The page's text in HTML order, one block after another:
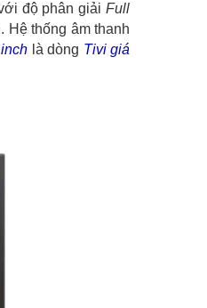
độ phân giảiFull
Hệ thống âm thanh
là dòng Tivi giá